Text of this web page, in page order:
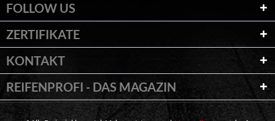
FOLLOW US
ZERTIFIKATE
KONTAKT
REIFENPROFI - DAS MAGAZIN